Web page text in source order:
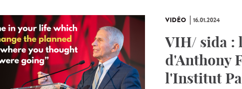
VIDÉO 16.01.2024
VIH/ sida :
d'Anthony
l'Institut